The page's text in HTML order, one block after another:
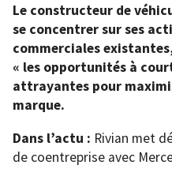
Le constructeur de
se concentrer sur ses
commerciales
« les opportunités à
attrayantes pour
marque.
Dans l’actu : Rivian met
de coentreprise avec